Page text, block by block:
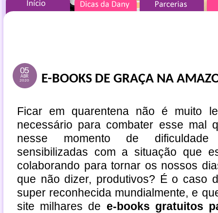
05
ABR
2020 E-BOOKS DE GRAÇA NA
Ficar em quarentena não é muito
necessário para combater esse mal
nesse momento de dificuldade
sensibilizadas com a situação que
colaborando para tornar os nossos
que não dizer, produtivos? É o caso
super reconhecida mundialmente, e
site milhares de e-books gratuitos